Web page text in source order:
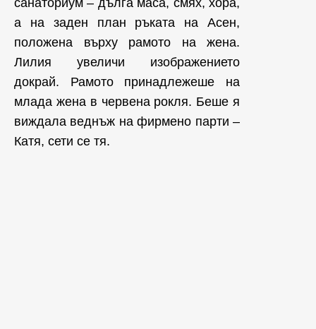
санаториум – дълга маса, смях, хора,
а на заден план ръката на Асен,
положена върху рамото на жена.
Лилия увеличи изображението
докрай. Рамото принадлежеше на
млада жена в червена рокля. Беше я
виждала веднъж на фирмено парти –
Катя, сети се тя.